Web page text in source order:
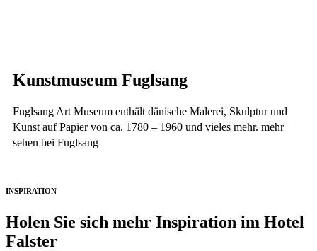
Kunstmuseum Fuglsang
Fuglsang Art Museum enthält dänische Malerei, Skulptur und
Kunst auf Papier von ca. 1780 – 1960 und vieles mehr. mehr
sehen bei Fuglsang
INSPIRATION
Holen Sie sich mehr Inspiration im Hotel
Falster